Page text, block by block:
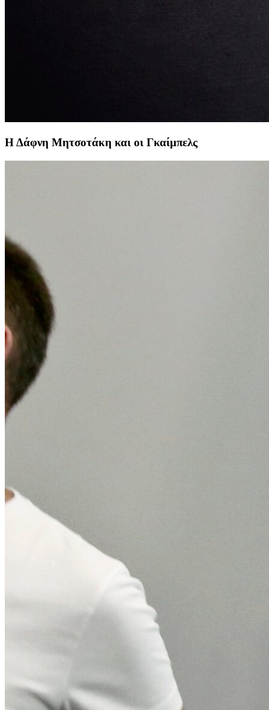
Η Δάφνη Μητσοτάκη και οι Γκαίμπελς